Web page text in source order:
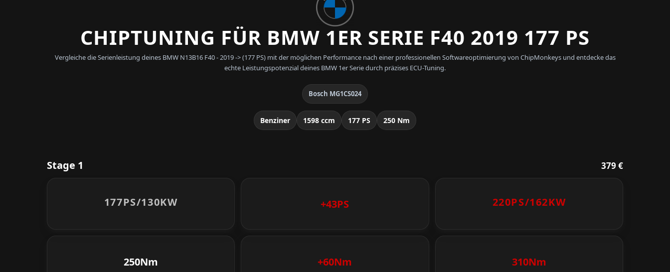
CHIPTUNING FÜR BMW 1ER SERIE F40 2019 177 PS
Vergleiche die Serienleistung deines BMW N13B16 F40 - 2019 -> (177 PS) mit der möglichen Performance nach einer professionellen Softwareoptimierung von ChipMonkeys und entdecke das
echte Leistungspotenzial deines BMW 1er Serie durch präzises ECU-Tuning.
Bosch MG1CS024
Benziner 1598 ccm 177 PS 250 Nm
Stage 1 379 €
177PS/130KW +43PS 220PS/162KW
250Nm +60Nm 310Nm